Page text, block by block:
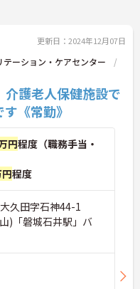
更新日：2024年12月07日
ーション・ケアセンター
護老人保健施設で
《常勤》
円程度（職務手当・
程度
久田字石神44-1
)「磐城石井駅」バ